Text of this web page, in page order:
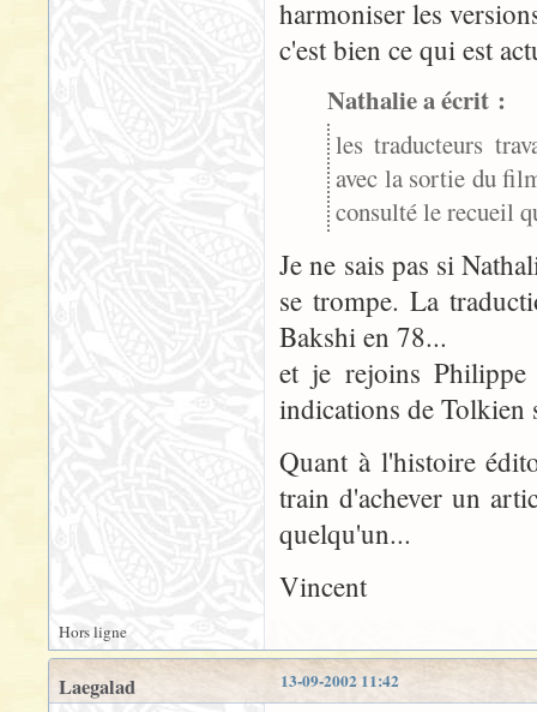
harmoniser les
c'est bien ce qui est
Nathalie a écrit :
les traducteurs
avec la sortie du
consulté le recueil
Je ne sais pas si
se trompe. La
Bakshi en 78...
et je rejoins
indications de Tolkien
Quant à l'histoire
train d'achever un
quelqu'un...
Vincent
Hors ligne
13-09-2002 11:42
Laegalad